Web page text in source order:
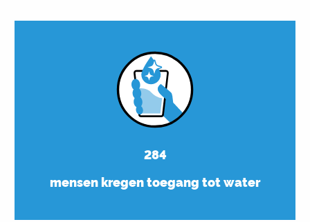
284
mensen kregen toegang tot water